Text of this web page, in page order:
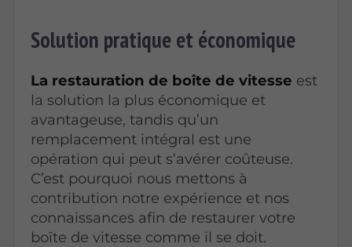
Solution pratique et économique
La restauration de boîte de vitesse est
la solution la plus économique et
avantageuse, tandis qu’un
remplacement intégral est une
opération qui peut s’avérer coûteuse.
C’est pourquoi nous mettons à
contribution notre expérience et nos
connaissances afin de restaurer votre
boîte de vitesse comme il se doit.